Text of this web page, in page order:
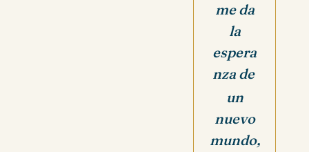
me da
la
espera
nza de
un
nuevo
mundo,